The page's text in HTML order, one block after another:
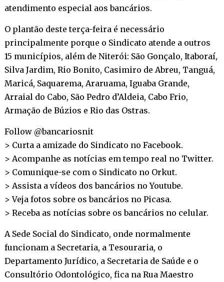
atendimento especial aos bancários.
O plantão deste terça-feira é necessário
principalmente porque o Sindicato atende a outros
15 municípios, além de Niterói: São Gonçalo, Itaboraí,
Silva Jardim, Rio Bonito, Casimiro de Abreu, Tanguá,
Maricá, Saquarema, Araruama, Iguaba Grande,
Arraial do Cabo, São Pedro d’Aldeia, Cabo Frio,
Armação de Búzios e Rio das Ostras.
Follow @bancariosnit
> Curta a amizade do Sindicato no Facebook.
> Acompanhe as notícias em tempo real no Twitter.
> Comunique-se com o Sindicato no Orkut.
> Assista a vídeos dos bancários noYoutube.
> Veja fotos sobre os bancários no Picasa.
> Receba as notícias sobre os bancários no celular.
A Sede Social do Sindicato, onde normalmente
funcionam a Secretaria, a Tesouraria, o
Departamento Jurídico, a Secretaria de Saúde e o
Consultório Odontológico, fica na Rua Maestro